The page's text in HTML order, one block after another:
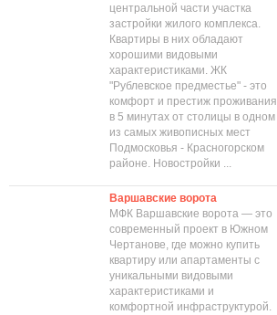
центральной части участка
застройки жилого комплекса.
Квартиры в них обладают
хорошими видовыми
характеристиками. ЖК
"Рублевское предместье" - это
комфорт и престиж проживания
в 5 минутах от столицы в одном
из самых живописных мест
Подмосковья - Красногорском
районе. Новостройки ...
Варшавские ворота
МФК Варшавские ворота — это
современный проект в Южном
Чертанове, где можно купить
квартиру или апартаменты с
уникальными видовыми
характеристиками и
комфортной инфраструктурой.